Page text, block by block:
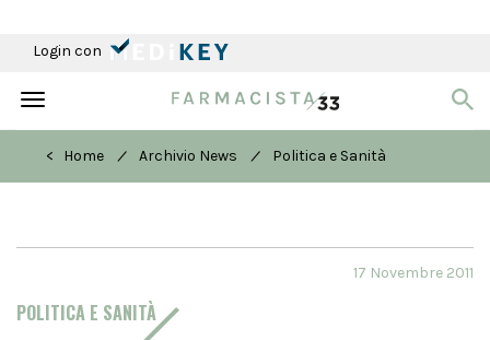
Login con
Toggle
< Home
/ Archivio News / Politica e Sanità
POLITICA E SANITÀ
17 Novembre 2011